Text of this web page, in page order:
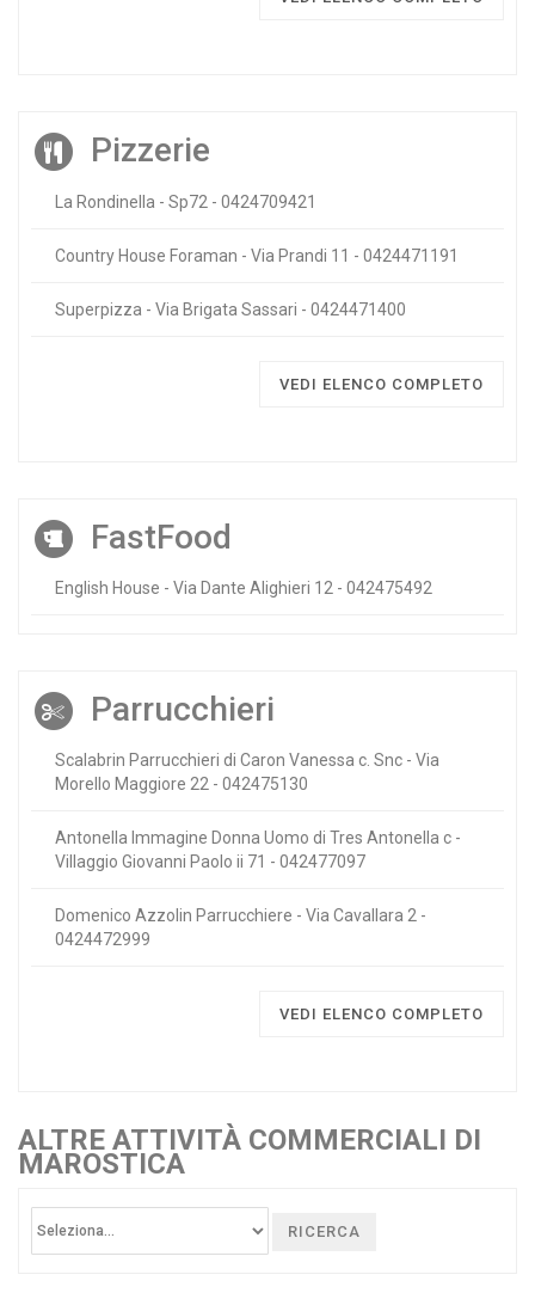
Pizzerie
La Rondinella - Sp72 - 0424709421
Country House Foraman - Via Prandi 11 - 0424471191
Superpizza - Via Brigata Sassari - 0424471400
VEDI ELENCO COMPLETO
FastFood
English House - Via Dante Alighieri 12 - 042475492
Parrucchieri
Scalabrin Parrucchieri di Caron Vanessa c. Snc - Via
Morello Maggiore 22 - 042475130
Antonella Immagine Donna Uomo di Tres Antonella c -
Villaggio Giovanni Paolo ii 71 - 042477097
Domenico Azzolin Parrucchiere - Via Cavallara 2 -
0424472999
VEDI ELENCO COMPLETO
ALTRE ATTIVITÀ COMMERCIALI DI
MAROSTICA
RICERCA